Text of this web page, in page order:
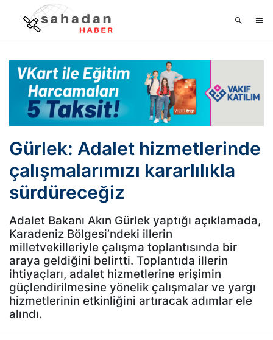
Gürlek: Adalet hizmetlerinde
çalışmalarımızı kararlılıkla
sürdüreceğiz
Adalet Bakanı Akın Gürlek yaptığı açıklamada,
Karadeniz Bölgesi’ndeki illerin
milletvekilleriyle çalışma toplantısında bir
araya geldiğini belirtti. Toplantıda illerin
ihtiyaçları, adalet hizmetlerine erişimin
güçlendirilmesine yönelik çalışmalar ve yargı
hizmetlerinin etkinliğini artıracak adımlar ele
alındı.